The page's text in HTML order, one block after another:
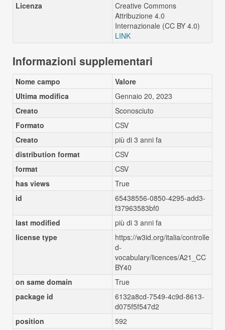
Licenza
Creative Commons
Attribuzione 4.0
Internazionale (CC BY 4.0)
LINK
Informazioni supplementari
Nome campo
Valore
Ultima modifica
Gennaio 20, 2023
Creato
Sconosciuto
Formato
CSV
Creato
più di 3 anni fa
distribution format
CSV
format
CSV
has views
True
id
65438556-0850-4295-add3-
f37963583bf0
last modified
più di 3 anni fa
license type
https://w3id.org/italia/controlle
d-
vocabulary/licences/A21_CC
BY40
on same domain
True
package id
6132a8cd-7549-4c9d-8613-
d075f5f547d2
position
592